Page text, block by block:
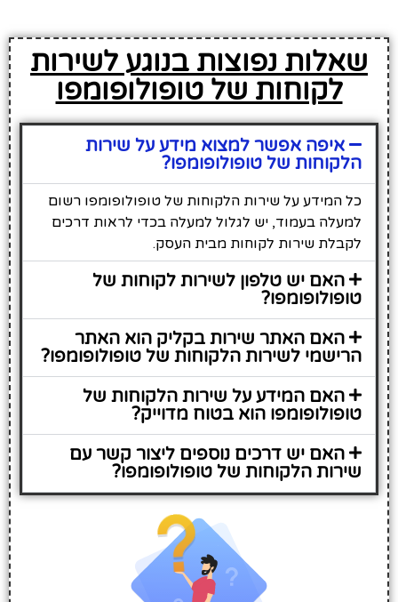
שאלות נפוצות בנוגע לשירות
לקוחות של טופולופומפו
איפה אפשר למצוא מידע על שירות
הלקוחות של טופולופומפו?
כל המידע על שירות הלקוחות של טופולופומפו רשום
למעלה בעמוד, יש לגלול למעלה בכדי לראות דרכים
לקבלת שירות לקוחות מבית העסק.
האם יש טלפון לשירות לקוחות של
טופולופומפו?
האם האתר שירות בקליק הוא האתר
הרישמי לשירות הלקוחות של טופולופומפו?
האם המידע על שירות הלקוחות של
טופולופומפו הוא בטוח מדוייק?
האם יש דרכים נוספים ליצור קשר עם
שירות הלקוחות של טופולופומפו?